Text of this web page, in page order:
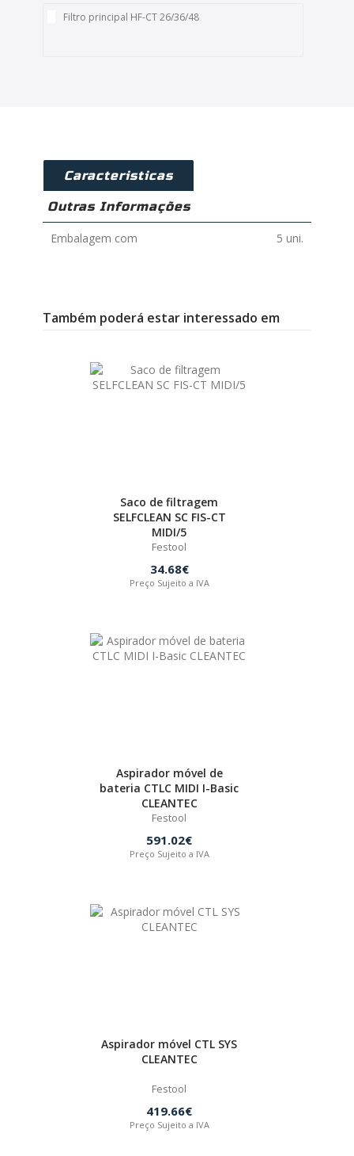
Filtro principal HF-CT 26/36/48
Caracteristicas
Outras Informações
Embalagem com 5 uni.
Também poderá estar interessado em
Saco de filtragem
SELFCLEAN SC FIS-CT
MIDI/5
Festool
34.68€
Preço Sujeito a IVA
Aspirador móvel de
bateria CTLC MIDI I-Basic
CLEANTEC
Festool
591.02€
Preço Sujeito a IVA
Aspirador móvel CTL SYS
CLEANTEC
Festool
419.66€
Preço Sujeito a IVA